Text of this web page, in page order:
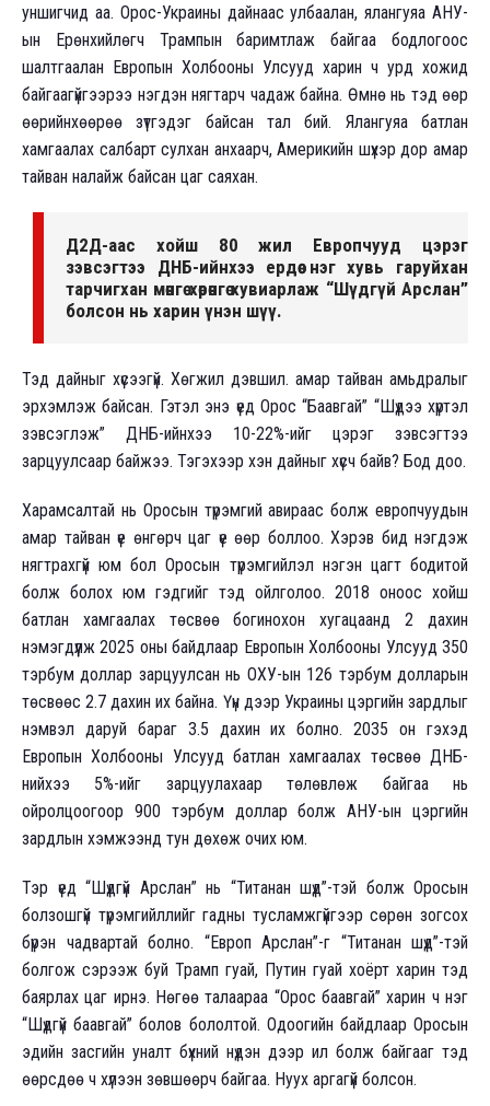
уншигчид аа. Орос-Украины дайнаас улбаалан, ялангуяа АНУ-
ын Ерөнхийлөгч Трампын баримтлаж байгаа бодлогоос
шалтгаалан Европын Холбооны Улсууд харин ч урд хожид
байгаагүйгээрээ нэгдэн нягтарч чадаж байна. Өмнө нь тэд өөр
өөрийнхөөрөө зүтгэдэг байсан тал бий. Ялангуяа батлан
хамгаалах салбарт сулхан анхаарч, Америкийн шүхэр дор амар
тайван налайж байсан цаг саяхан.
Д2Д-аас хойш 80 жил Европчууд цэрэг
зэвсэгтээ ДНБ-ийнхээ ердөө нэг хувь гаруйхан
тарчигхан мөнгө хөрөнгө хувиарлаж “Шүдгүй Арслан”
болсон нь харин үнэн шүү.
Тэд дайныг хүсээгүй. Хөгжил дэвшил. амар тайван амьдралыг
эрхэмлэж байсан. Гэтэл энэ үед Орос “Баавгай” “Шүдээ хүртэл
зэвсэглэж” ДНБ-ийнхээ 10-22%-ийг цэрэг зэвсэгтээ
зарцуулсаар байжээ. Тэгэхээр хэн дайныг хүсч байв? Бод доо.
Харамсалтай нь Оросын түрэмгий авираас болж европчуудын
амар тайван үе өнгөрч цаг үе өөр боллоо. Хэрэв бид нэгдэж
нягтрахгүй юм бол Оросын түрэмгийлэл нэгэн цагт бодитой
болж болох юм гэдгийг тэд ойлголоо. 2018 оноос хойш
батлан хамгаалах төсвөө богинохон хугацаанд 2 дахин
нэмэгдүүлж 2025 оны байдлаар Европын Холбооны Улсууд 350
тэрбум доллар зарцуулсан нь ОХУ-ын 126 тэрбум долларын
төсвөөс 2.7 дахин их байна. Үүн дээр Украины цэргийн зардлыг
нэмвэл даруй бараг 3.5 дахин их болно. 2035 он гэхэд
Европын Холбооны Улсууд батлан хамгаалах төсвөө ДНБ-
нийхээ 5%-ийг зарцуулахаар төлөвлөж байгаа нь
ойролцоогоор 900 тэрбум доллар болж АНУ-ын цэргийн
зардлын хэмжээнд тун дөхөж очих юм.
Тэр үед “Шүдгүй Арслан” нь “Титанан шүд”-тэй болж Оросын
болзошгүй түрэмгийллийг гадны тусламжгүйгээр сөрөн зогсох
бүрэн чадвартай болно. “Европ Арслан”-г “Титанан шүд”-тэй
болгож сэрээж буй Трамп гуай, Путин гуай хоёрт харин тэд
баярлах цаг ирнэ. Нөгөө талаараа “Орос баавгай” харин ч нэг
“Шүдгүй баавгай” болов бололтой. Одоогийн байдлаар Оросын
эдийн засгийн уналт бүхний нүдэн дээр ил болж байгааг тэд
өөрсдөө ч хүлээн зөвшөөрч байгаа. Нуух аргагүй болсон.